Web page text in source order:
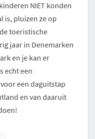
NIET konden
is, pluizen ze op
toeristische
jaar in Denemarken
en je kan er
echt een
een daguitstap
en van daaruit